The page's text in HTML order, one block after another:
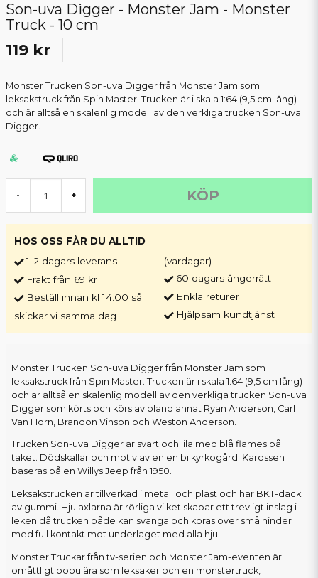
Son-uva Digger - Monster Jam - Monster
Truck - 10 cm
119 kr
Monster Trucken Son-uva Digger från Monster Jam som
leksakstruck från Spin Master. Trucken är i skala 1:64 (9,5 cm lång)
och är alltså en skalenlig modell av den verkliga trucken Son-uva
Digger.
- + KÖP
HOS OSS FÅR DU ALLTID
1-2 dagars leverans
Frakt från 69 kr
Beställ innan kl 14.00 så
skickar vi samma dag
(vardagar)
60 dagars ångerrätt
Enkla returer
Hjälpsam kundtjänst
Monster Trucken Son-uva Digger från Monster Jam som
leksakstruck från Spin Master. Trucken är i skala 1:64 (9,5 cm lång)
och är alltså en skalenlig modell av den verkliga trucken Son-uva
Digger som körts och körs av bland annat Ryan Anderson, Carl
Van Horn, Brandon Vinson och Weston Anderson.
Trucken Son-uva Digger är svart och lila med blå flames på
taket. Dödskallar och motiv av en en bilkyrkogård. Karossen
baseras på en Willys Jeep från 1950.
Leksakstrucken är tillverkad i metall och plast och har BKT-däck
av gummi. Hjulaxlarna är rörliga vilket skapar ett trevligt inslag i
leken då trucken både kan svänga och köras över små hinder
med full kontakt mot underlaget med alla hjul.
Monster Truckar från tv-serien och Monster Jam-eventen är
omåttligt populära som leksaker och en monstertruck,